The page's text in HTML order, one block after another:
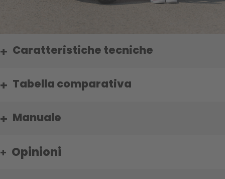
Caratteristiche tecniche
Tabella comparativa
Manuale
Opinioni